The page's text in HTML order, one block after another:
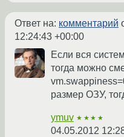
Ответ на: комментарий
12:24:43 +00:00
Если вся
тогда можно
размер ОЗУ,
ymuv ★★★★
04.05.2012